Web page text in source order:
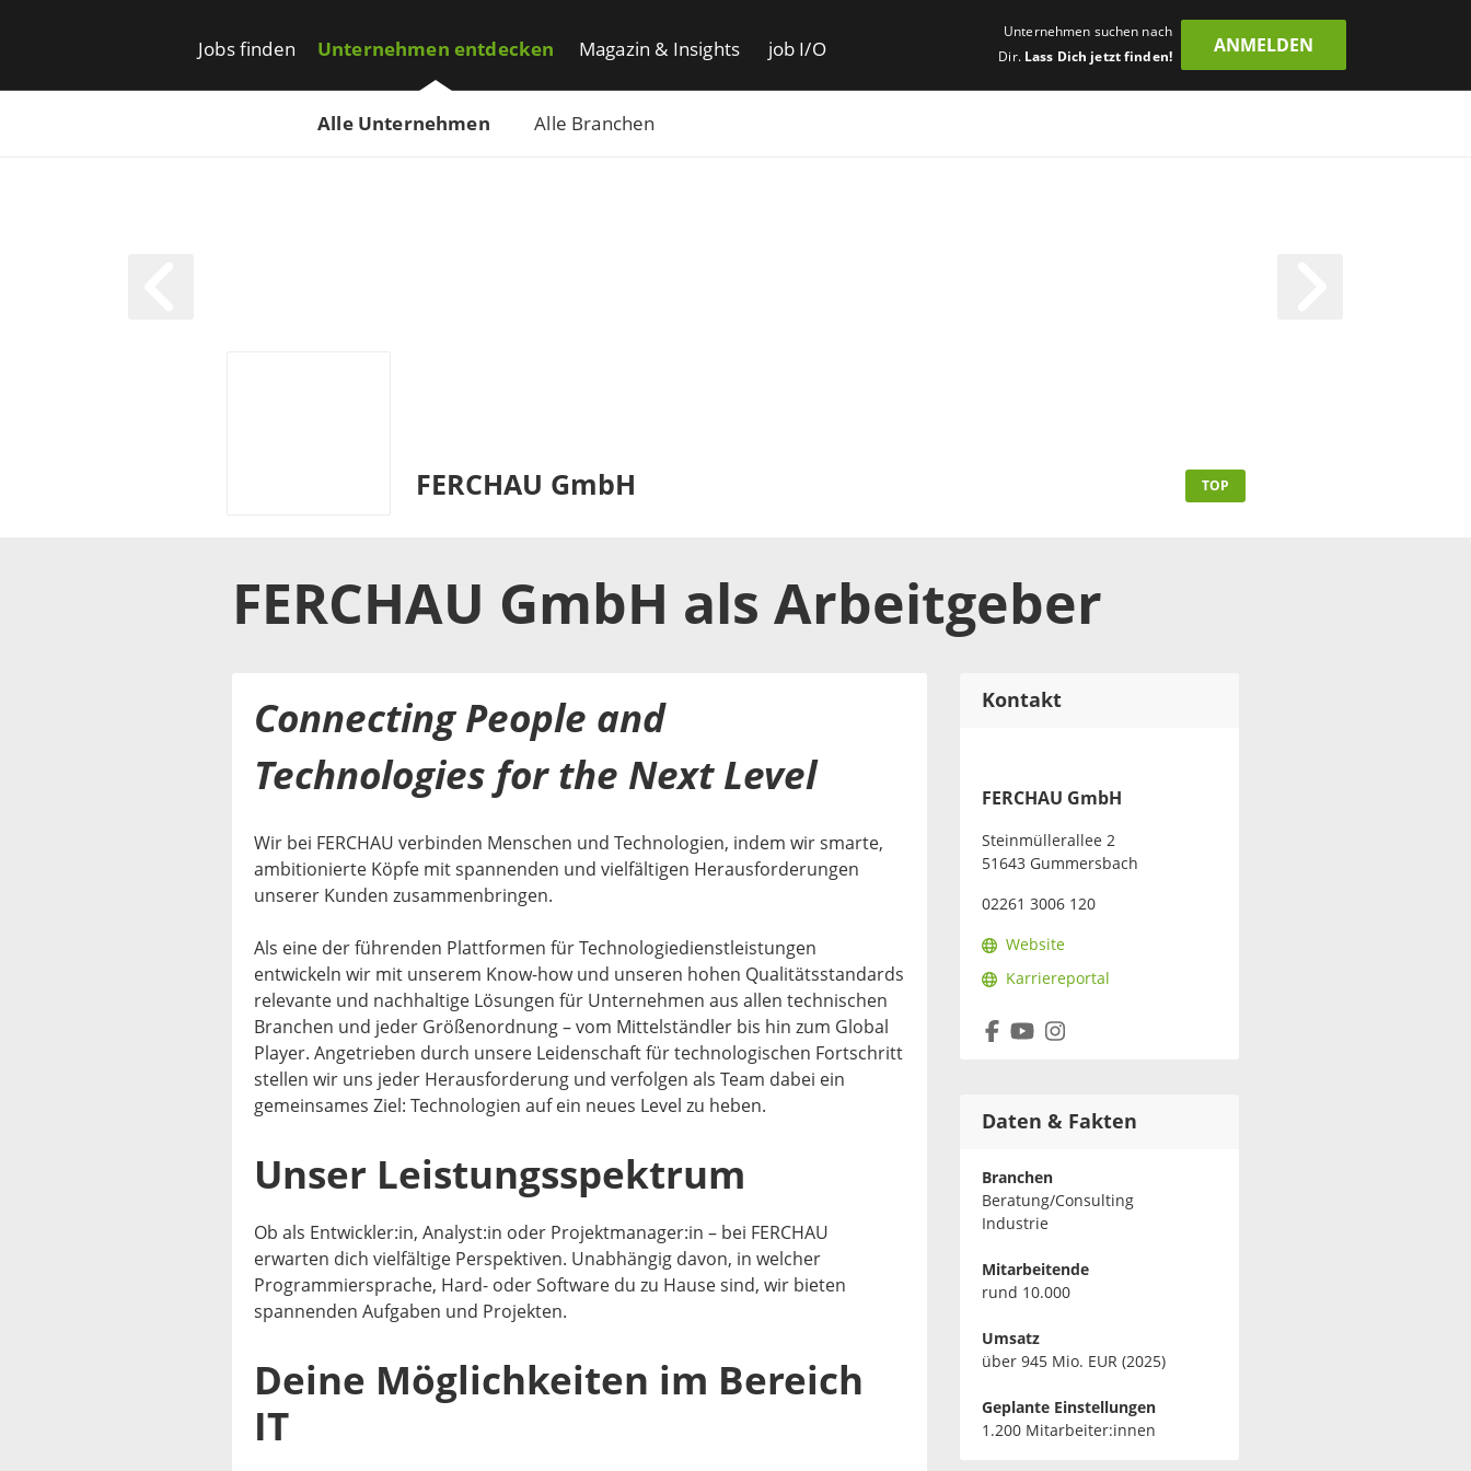
Jobs finden Unternehmen entdecken
Alle Unternehmen Alle Branchen
Magazin & Insights job I/O
Unternehmen suchen nach
Dir. Lass Dich jetzt finden!
ANMELDEN
FERCHAU GmbH TOP
FERCHAU GmbH als Arbeitgeber
Connecting People and
Technologies for the Next Level
Wir bei FERCHAU verbinden Menschen und Technologien, indem wir smarte,
ambitionierte Köpfe mit spannenden und vielfältigen Herausforderungen
unserer Kunden zusammenbringen.
Als eine der führenden Plattformen für Technologiedienstleistungen
entwickeln wir mit unserem Know-how und unseren hohen Qualitätsstandards
relevante und nachhaltige Lösungen für Unternehmen aus allen technischen
Branchen und jeder Größenordnung – vom Mittelständler bis hin zum Global
Player. Angetrieben durch unsere Leidenschaft für technologischen Fortschritt
stellen wir uns jeder Herausforderung und verfolgen als Team dabei ein
gemeinsames Ziel: Technologien auf ein neues Level zu heben.
Unser Leistungsspektrum
Ob als Entwickler:in, Analyst:in oder Projektmanager:in – bei FERCHAU
erwarten dich vielfältige Perspektiven. Unabhängig davon, in welcher
Programmiersprache, Hard- oder Software du zu Hause sind, wir bieten
spannenden Aufgaben und Projekten.
Deine Möglichkeiten im Bereich
IT
Kontakt
FERCHAU GmbH
Steinmüllerallee 2
51643 Gummersbach
02261 3006 120
Website
Karriereportal
Daten & Fakten
Branchen
Beratung/Consulting
Industrie
Mitarbeitende
rund 10.000
Umsatz
über 945 Mio. EUR (2025)
Geplante Einstellungen
1.200 Mitarbeiter:innen